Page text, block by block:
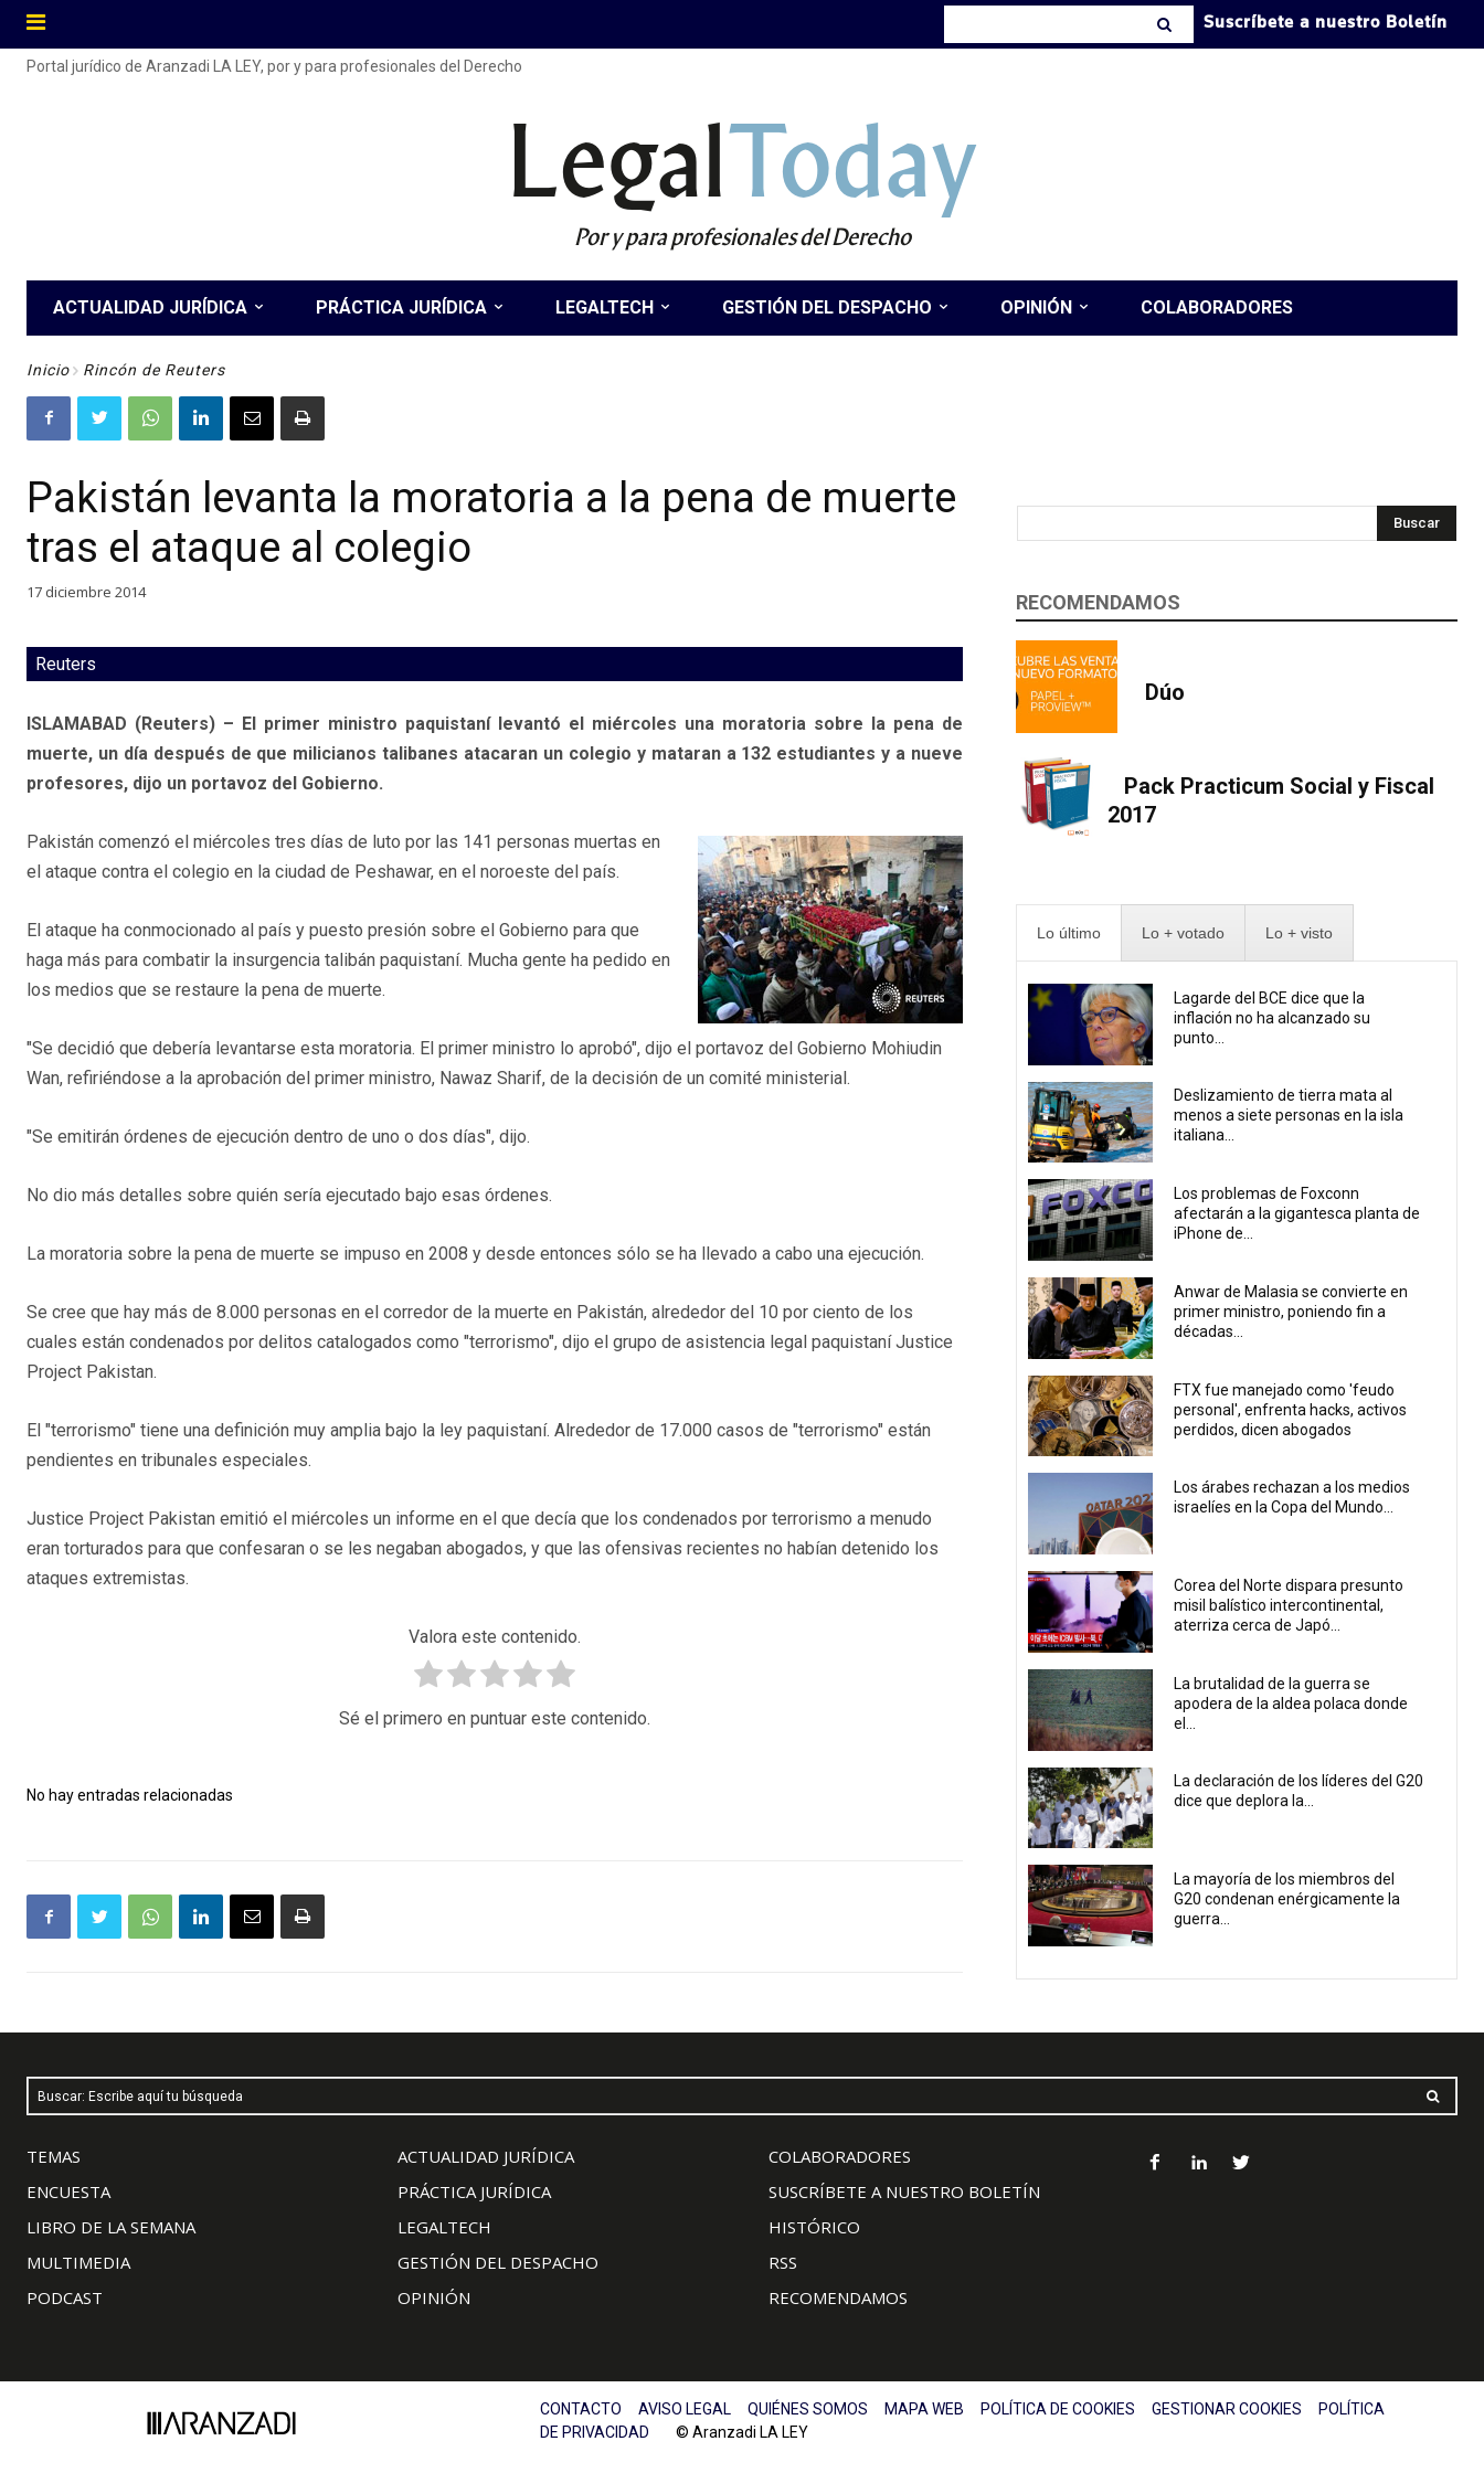
Suscríbete a nuestro Boletín
Portal jurídico de Aranzadi LA LEY, por y para profesionales del Derecho
LegalToday
Por y para profesionales del Derecho
ACTUALIDAD JURÍDICA PRÁCTICA JURÍDICA LEGALTECH GESTIÓN DEL DESPACHO OPINIÓN COLABORADORES
Inicio Rincón de Reuters
Pakistán levanta la moratoria a la pena de muerte
tras el ataque al colegio
17 diciembre 2014
Reuters
ISLAMABAD (Reuters) – El primer ministro paquistaní levantó el miércoles una moratoria sobre la pena de
muerte, un día después de que milicianos talibanes atacaran un colegio y mataran a 132 estudiantes y a nueve
profesores, dijo un portavoz del Gobierno.
Pakistán comenzó el miércoles tres días de luto por las 141 personas muertas en
el ataque contra el colegio en la ciudad de Peshawar, en el noroeste del país.
El ataque ha conmocionado al país y puesto presión sobre el Gobierno para que
haga más para combatir la insurgencia talibán paquistaní. Mucha gente ha pedido en
los medios que se restaure la pena de muerte.
"Se decidió que debería levantarse esta moratoria. El primer ministro lo aprobó", dijo el portavoz del Gobierno Mohiudin
Wan, refiriéndose a la aprobación del primer ministro, Nawaz Sharif, de la decisión de un comité ministerial.
"Se emitirán órdenes de ejecución dentro de uno o dos días", dijo.
No dio más detalles sobre quién sería ejecutado bajo esas órdenes.
La moratoria sobre la pena de muerte se impuso en 2008 y desde entonces sólo se ha llevado a cabo una ejecución.
Se cree que hay más de 8.000 personas en el corredor de la muerte en Pakistán, alrededor del 10 por ciento de los
cuales están condenados por delitos catalogados como "terrorismo", dijo el grupo de asistencia legal paquistaní Justice
Project Pakistan.
El "terrorismo" tiene una definición muy amplia bajo la ley paquistaní. Alrededor de 17.000 casos de "terrorismo" están
pendientes en tribunales especiales.
Justice Project Pakistan emitió el miércoles un informe en el que decía que los condenados por terrorismo a menudo
eran torturados para que confesaran o se les negaban abogados, y que las ofensivas recientes no habían detenido los
ataques extremistas.
Valora este contenido.
Sé el primero en puntuar este contenido.
No hay entradas relacionadas
Buscar
RECOMENDAMOS
Dúo
Pack Practicum Social y Fiscal
2017
Lo último Lo + votado Lo + visto
Lagarde del BCE dice que la
inflación no ha alcanzado su
punto...
Deslizamiento de tierra mata al
menos a siete personas en la isla
italiana...
Los problemas de Foxconn
afectarán a la gigantesca planta de
iPhone de...
Anwar de Malasia se convierte en
primer ministro, poniendo fin a
décadas...
FTX fue manejado como 'feudo
personal', enfrenta hacks, activos
perdidos, dicen abogados
Los árabes rechazan a los medios
israelíes en la Copa del Mundo...
Corea del Norte dispara presunto
misil balístico intercontinental,
aterriza cerca de Japó...
La brutalidad de la guerra se
apodera de la aldea polaca donde
el...
La declaración de los líderes del G20
dice que deplora la...
La mayoría de los miembros del
G20 condenan enérgicamente la
guerra...
Buscar: Escribe aquí tu búsqueda
TEMAS
ENCUESTA
LIBRO DE LA SEMANA
MULTIMEDIA
PODCAST
ACTUALIDAD JURÍDICA
PRÁCTICA JURÍDICA
LEGALTECH
GESTIÓN DEL DESPACHO
OPINIÓN
COLABORADORES
SUSCRÍBETE A NUESTRO BOLETÍN
HISTÓRICO
RSS
RECOMENDAMOS
CONTACTO AVISO LEGAL QUIÉNES SOMOS MAPA WEB POLÍTICA DE COOKIES GESTIONAR COOKIES
POLÍTICA
DE PRIVACIDAD © Aranzadi LA LEY